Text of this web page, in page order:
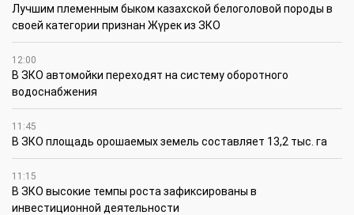
Лучшим племенным быком казахской белоголовой породы в
своей категории признан Жүрек из ЗКО
12:00
В ЗКО автомойки переходят на систему оборотного
водоснабжения
11:45
В ЗКО площадь орошаемых земель составляет 13,2 тыс. га
11:15
В ЗКО высокие темпы роста зафиксированы в
инвестиционной деятельности